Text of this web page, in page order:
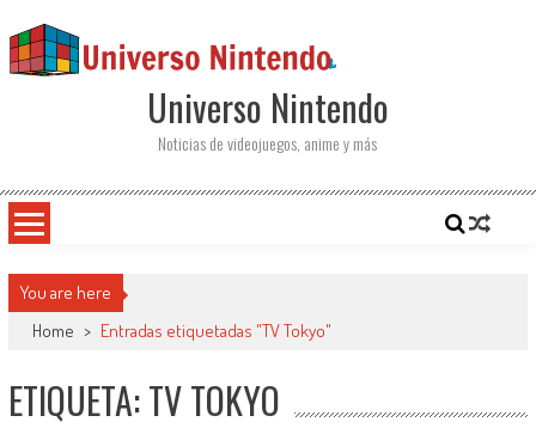
Universo Nintendo
Noticias de videojuegos, anime y más
You are here
Home > Entradas etiquetadas "TV Tokyo"
ETIQUETA: TV TOKYO